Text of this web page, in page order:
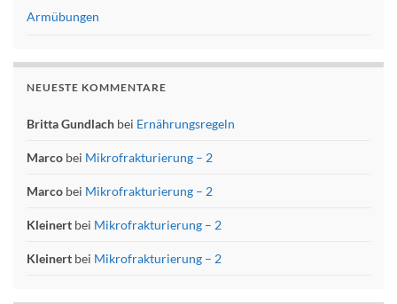
Armübungen
NEUESTE KOMMENTARE
Britta Gundlach bei Ernährungsregeln
Marco bei Mikrofrakturierung – 2
Marco bei Mikrofrakturierung – 2
Kleinert bei Mikrofrakturierung – 2
Kleinert bei Mikrofrakturierung – 2